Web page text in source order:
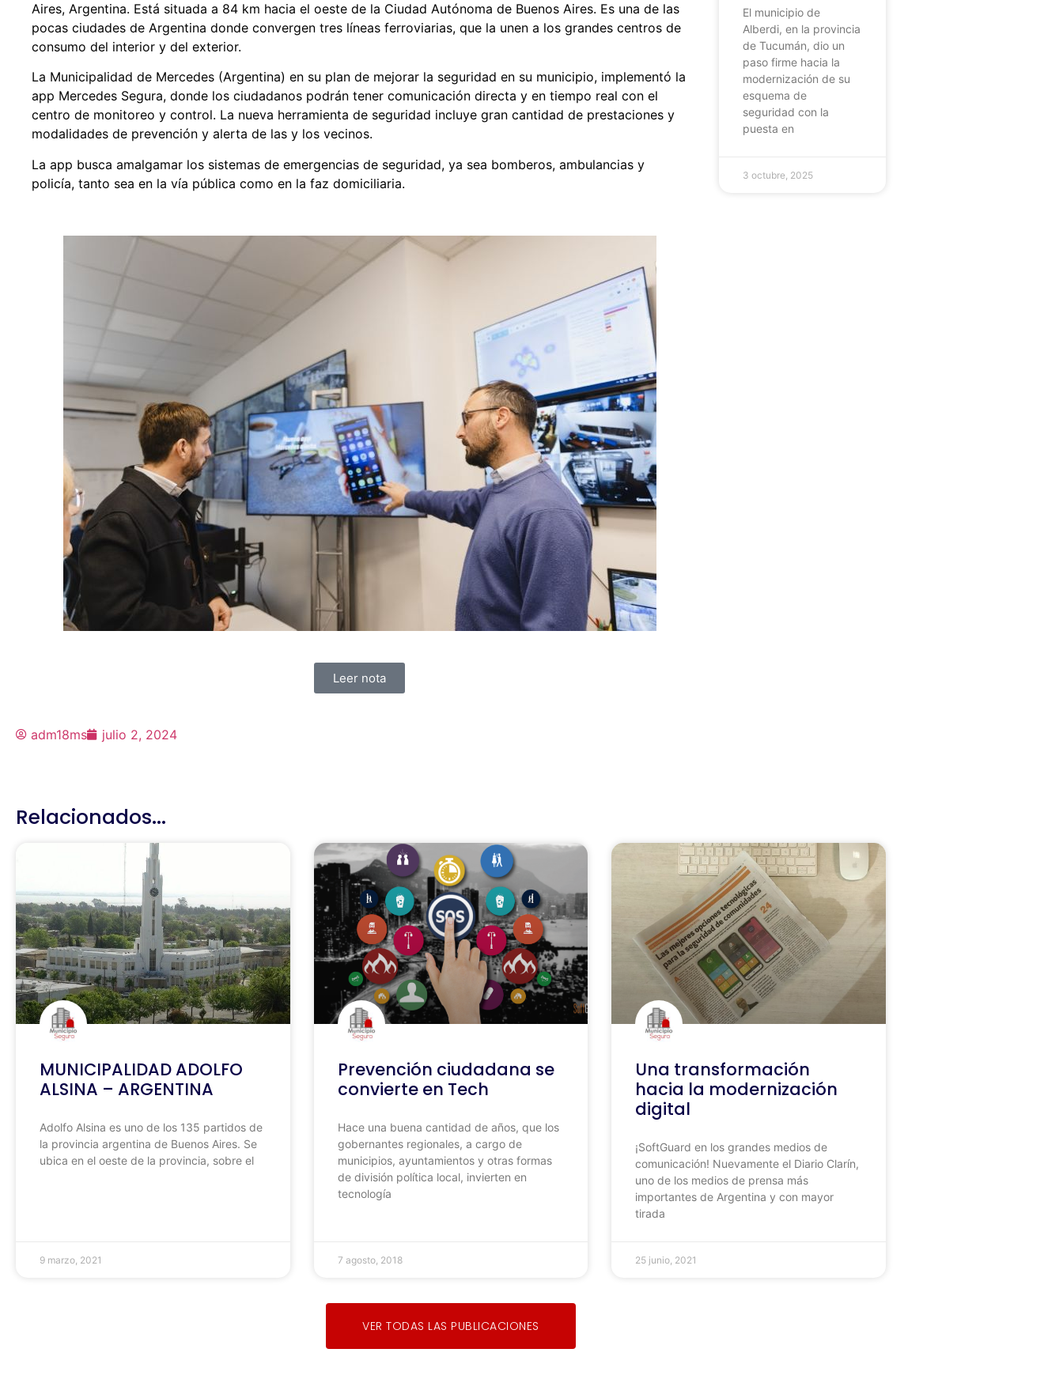
Aires, Argentina. Está situada a 84 km hacia el oeste de la Ciudad Autónoma de Buenos Aires. Es una de las
pocas ciudades de Argentina donde convergen tres líneas ferroviarias, que la unen a los grandes centros de
consumo del interior y del exterior.
La Municipalidad de Mercedes (Argentina) en su plan de mejorar la seguridad en su municipio, implementó la
app Mercedes Segura, donde los ciudadanos podrán tener comunicación directa y en tiempo real con el
centro de monitoreo y control. La nueva herramienta de seguridad incluye gran cantidad de prestaciones y
modalidades de prevención y alerta de las y los vecinos.
La app busca amalgamar los sistemas de emergencias de seguridad, ya sea bomberos, ambulancias y
policía, tanto sea en la vía pública como en la faz domiciliaria.
Leer nota
adm18ms julio 2, 2024
El municipio de
Alberdi, en la provincia
de Tucumán, dio un
paso firme hacia la
modernización de su
esquema de
seguridad con la
puesta en
3 octubre, 2025
Relacionados...
MUNICIPALIDAD ADOLFO
ALSINA – ARGENTINA
Adolfo Alsina es uno de los 135 partidos de
la provincia argentina de Buenos Aires. Se
ubica en el oeste de la provincia, sobre el
9 marzo, 2021
Prevención ciudadana se
convierte en Tech
Hace una buena cantidad de años, que los
gobernantes regionales, a cargo de
municipios, ayuntamientos y otras formas
de división política local, invierten en
tecnología
7 agosto, 2018
Una transformación
hacia la modernización
digital
¡SoftGuard en los grandes medios de
comunicación! Nuevamente el Diario Clarín,
uno de los medios de prensa más
importantes de Argentina y con mayor
tirada
25 junio, 2021
VER TODAS LAS PUBLICACIONES